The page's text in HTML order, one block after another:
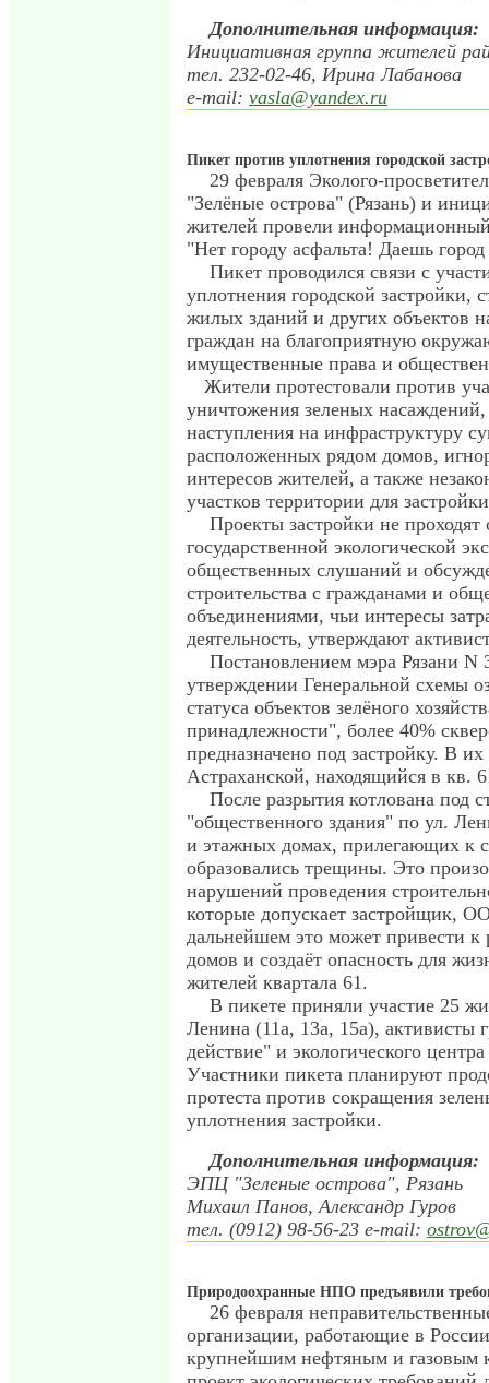
Дополнительная информация:
Инициативная группа жителей
тел. 232-02-46, Ирина Лабанова
e-mail: vasla@yandex.ru
Пикет против уплотнения городской
29 февраля Эколого-
"Зелёные острова" (Рязань) и
жителей провели
"Нет городу асфальта! Даешь
Пикет проводился связи с
уплотнения городской застройки,
жилых зданий и других объектов
граждан на благоприятную
имущественные права и
Жители протестовали против
уничтожения зеленых насаждений,
наступления на инфраструктуру
расположенных рядом домов,
интересов жителей, а также
участков территории для
Проекты застройки не проходят
государственной экологической
общественных слушаний и
строительства с гражданами и
объединениями, чьи интересы
деятельность, утверждают
Постановлением мэра Рязани N
утверждении Генеральной схемы
статуса объектов зелёного
принадлежности", более 40%
предназначено под застройку. В
Астраханской, находящийся в кв.
После разрытия котлована под
"общественного здания" по ул.
и этажных домах, прилегающих к
образовались трещины. Это
нарушений проведения
которые допускает застройщик,
дальнейшем это может привести
домов и создаёт опасность для
жителей квартала 61.
В пикете приняли участие 25
Ленина (11а, 13а, 15а), активисты
действие" и экологического
Участники пикета планируют
протеста против сокращения
уплотнения застройки.
Дополнительная информация:
ЭПЦ "Зеленые острова", Рязань
Михаил Панов, Александр Гуров
тел. (0912) 98-56-23 e-mail:
Природоохранные НПО предъявили
26 февраля
организации, работающие в
крупнейшим нефтяным и газовым